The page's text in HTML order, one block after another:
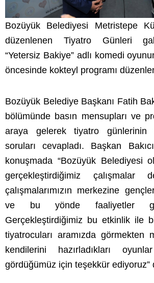
Bozüyük Belediyesi Metristepe
düzenlenen Tiyatro Günleri
“Yetersiz Bakiye” adlı komedi
öncesinde kokteyl programı
Bozüyük Belediye Başkanı Fatih
bölümünde basın mensupları ve
araya gelerek tiyatro günlerinin
soruları cevapladı. Başkan
konuşmada “Bozüyük Belediyesi
gerçekleştirdiğimiz çalışmalar
çalışmalarımızın merkezine
ve bu yönde faaliyetler
Gerçekleştirdiğimiz bu etkinlik ile
tiyatrocuları aramızda görmekten
kendilerini hazırladıkları
gördüğümüz için teşekkür ediyoruz”